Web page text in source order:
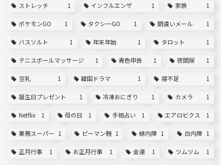
ストレッチ 1 インフルエンザ 1 家族 1
ポケモンGO 1 タクシーGO 1 間違いメール 1
バスソルト 1 年末年始 1 タロット 1
テニスボールマッサージ 1 青色申告 1 夜間尿 1
豆乳 1 韓国ドラマ 1 寝不足 1
誕生日プレゼント 1 冷凍おにぎり 1 カメラ 1
Netflix 1 母の日 1 手相占い 1 エアロビクス 1
業務スーパー 1 ピーマン麹 1 緑内障 1 白内障 1
正月行事 1 お正月行事 1 金運 1 ツムツム 1